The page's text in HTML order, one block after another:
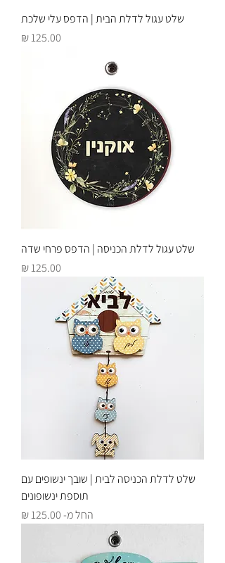
שלט עגול לדלת הבית | הדפס עלי שלכת
מחיר
שלט עגול לדלת הכניסה | הדפס פרחי שדה
מחיר
שלט לדלת הכניסה לבית | שובך ינשופים עם
תוספת ינשופונים
החל מ-
מחיר מבצע